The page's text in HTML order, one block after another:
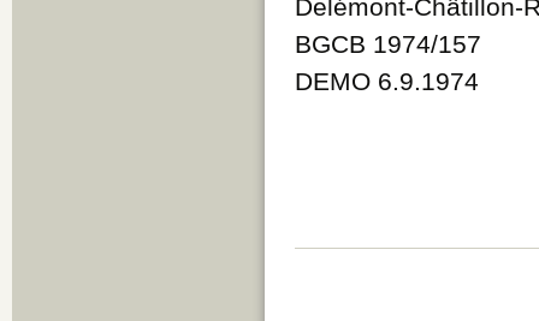
Delémont-Châtillon-
BGCB 1974/157
DEMO 6.9.1974